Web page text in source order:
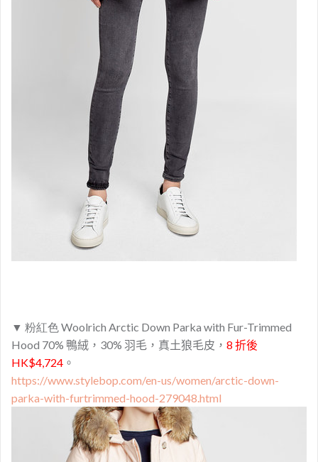
▼ 粉紅色 Woolrich Arctic Down Parka with Fur-Trimmed
Hood 70% 鴨絨，30% 羽毛， 真土狼毛皮， 8 折後
HK$4,724 。
https://www.stylebop.com/en-us/women/arctic-down-
parka-with-furtrimmed-hood-279048.html